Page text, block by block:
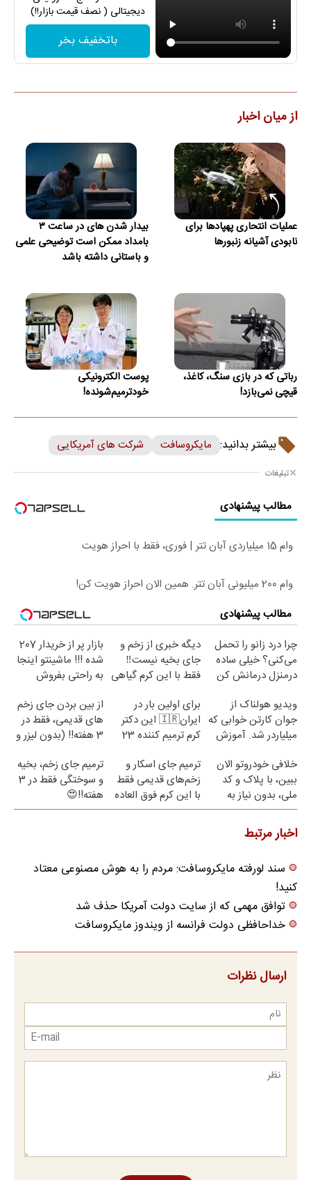
دیجیتالی ( نصف قیمت بازار!!)
باتخفیف بخر
از میان اخبار
عملیات انتحاری پهپادها برای
نابودی آشیانه زنبورها
بیدار شدن‌ های در ساعت ۳
بامداد ممکن است توضیحی علمی
و باستانی داشته باشد
رباتی که در بازی سنگ، کاغذ،
قیچی نمی‌بازد!
پوست الکترونیکی
خودترمیم‌شونده!
بیشتر بدانید: مایکروسافت شرکت های آمریکایی
تبلیغات
مطالب پیشنهادی
وام 15 میلیاردی آبان تتر | فوری، فقط با احراز هویت
وام 200 میلیونی آبان تتر. همین الان احراز هویت کن!
مطالب پیشنهادی
چرا درد زانو را تحمل
می‌کنی؟ خیلی ساده
درمنزل درمانش کن
دیگه خبری از زخم و
جای بخیه نیست‼️
فقط با این کرم گیاهی
بازار پر از خریدار 207
شده !!! ماشینتو اینجا
به راحتی بفروش
ویدیو هولناک از
جوان کارتن خوابی که
میلیاردر شد. آموزش
برای اولین بار در
ایران🇮🇷 این دکتر
کرم ترمیم کننده 23
از بین بردن جای زخم
های قدیمی، فقط در
3 هفته!! (بدون لیزر و
خلافی خودروتو الان
ببین، با پلاک و کد
ملی، بدون نیاز به
مراجعه حضوری
ترمیم جای اسکار و
زخم‌های قدیمی فقط
با این کرم فوق العاده
😍(مشاوره)
ترمیم جای زخم، بخیه
و سوختگی فقط در 3
هفته!!😍
اخبار مرتبط
سند لورفته مایکروسافت: مردم را به هوش مصنوعی معتاد
کنید!
توافق مهمی که از سایت دولت آمریکا حذف شد
خداحافظی دولت فرانسه از ویندوز مایکروسافت
ارسال نظرات